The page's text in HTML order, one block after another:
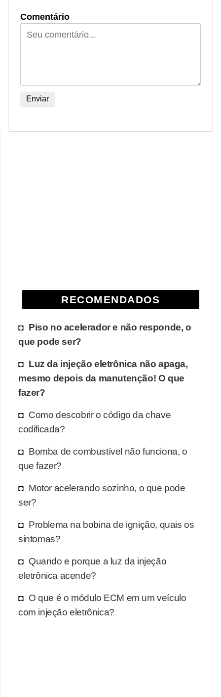
Comentário
RECOMENDADOS
Piso no acelerador e não responde, o
que pode ser?
Luz da injeção eletrônica não apaga,
mesmo depois da manutenção! O que
fazer?
Como descobrir o código da chave
codificada?
Bomba de combustível não funciona, o
que fazer?
Motor acelerando sozinho, o que pode
ser?
Problema na bobina de ignição, quais os
sintomas?
Quando e porque a luz da injeção
eletrônica acende?
O que é o módulo ECM em um veículo
com injeção eletrônica?